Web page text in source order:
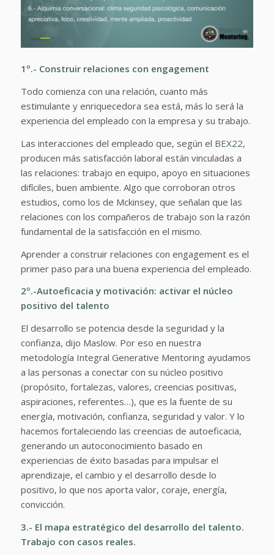
1º.- Construir relaciones con engagement
Todo comienza con una relación, cuanto más
estimulante y enriquecedora sea está, más lo será la
experiencia del empleado con la empresa y su trabajo.
Las interacciones del empleado que, según el BEX22,
producen más satisfacción laboral están vinculadas a
las relaciones: trabajo en equipo, apoyo en situaciones
difíciles, buen ambiente. Algo que corroboran otros
estudios, como los de Mckinsey, que señalan que las
relaciones con los compañeros de trabajo son la razón
fundamental de la satisfacción en el mismo.
Aprender a construir relaciones con engagement es el
primer paso para una buena experiencia del empleado.
2º.-Autoeficacia y motivación: activar el núcleo
positivo del talento
El desarrollo se potencia desde la seguridad y la
confianza, dijo Maslow. Por eso en nuestra
metodología Integral Generative Mentoring ayudamos
a las personas a conectar con su núcleo positivo
(propósito, fortalezas, valores, creencias positivas,
aspiraciones, referentes…), que es la fuente de su
energía, motivación, confianza, seguridad y valor. Y lo
hacemos fortaleciendo las creencias de autoeficacia,
generando un autoconocimiento basado en
experiencias de éxito basadas para impulsar el
aprendizaje, el cambio y el desarrollo desde lo
positivo, lo que nos aporta valor, coraje, energía,
convicción.
3.- El mapa estratégico del desarrollo del talento.
Trabajo con casos reales.